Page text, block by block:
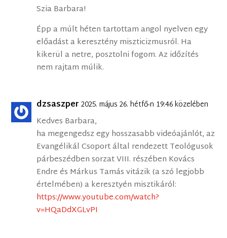
Szia Barbara!
Épp a múlt héten tartottam angol nyelven egy
előadást a keresztény miszticizmusról. Ha
kikerül a netre, posztolni fogom. Az időzítés
nem rajtam múlik.
dzsaszper 2025. május 26. hétfő-n 19:46 közelében
Kedves Barbara,
ha megengedsz egy hosszasabb videóajánlót, az
Evangélikál Csoport által rendezett Teológusok
párbeszédben sorzat VIII. részében Kovács
Endre és Márkus Tamás vitázik (a szó legjobb
értelmében) a keresztyén misztikáról:
https://www.youtube.com/watch?
v=HQaDdXGLvPI